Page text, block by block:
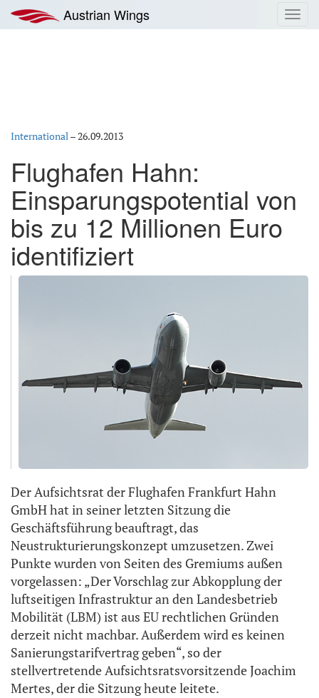
Inhalt
springen
Austrian Wings
International–26.09.2013
Flughafen Hahn:
Einsparungspotential von
bis zu 12 Millionen Euro
identifiziert
Der Aufsichtsrat der Flughafen Frankfurt Hahn
GmbH hat in seiner letzten Sitzung die
Geschäftsführung beauftragt, das
Neustrukturierungskonzept umzusetzen. Zwei
Punkte wurden von Seiten des Gremiums außen
vorgelassen: „Der Vorschlag zur Abkopplung der
luftseitigen Infrastruktur an den Landesbetrieb
Mobilität (LBM) ist aus EU rechtlichen Gründen
derzeit nicht machbar. Außerdem wird es keinen
Sanierungstarifvertrag geben“, so der
stellvertretende Aufsichtsratsvorsitzende Joachim
Mertes, der die Sitzung heute leitete.